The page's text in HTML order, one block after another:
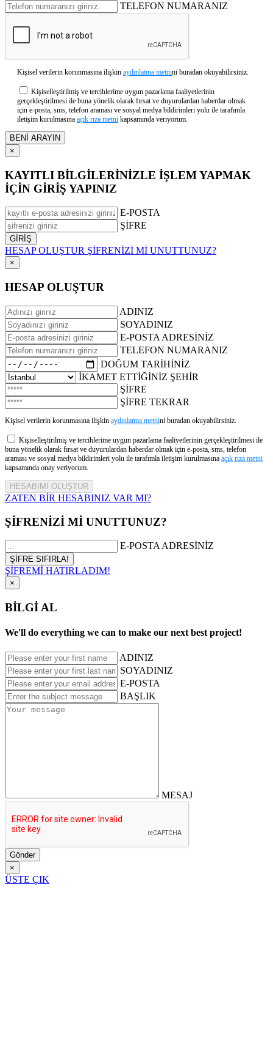
TELEFON NUMARANIZ
Kişisel verilerin korunmasına ilişkin aydınlatma metnini buradan okuyabilirsiniz.
Kişiselleştirilmiş ve tercihlerime uygun pazarlama faaliyetlerinin
gerçekleştirilmesi ile buna yönelik olarak fırsat ve duyurulardan haberdar olmak
için e-posta, sms, telefon araması ve sosyal medya bildirimleri yolu ile tarafımla
iletişim kurulmasına açık rıza metni kapsamında veriyorum.
×
KAYITLI BİLGİLERİNİZLE İŞLEM YAPMAK
İÇİN GİRİŞ YAPINIZ
E-POSTA
ŞİFRE
HESAP OLUŞTUR ŞİFRENİZİ Mİ UNUTTUNUZ?
×
HESAP OLUŞTUR
ADINIZ
SOYADINIZ
E-POSTA ADRESİNİZ
TELEFON NUMARANIZ
DOĞUM TARİHİNİZ
İKAMET ETTİĞİNİZ ŞEHİR
ŞİFRE
ŞİFRE TEKRAR
Kişisel verilerin korunmasına ilişkin aydınlatma metnini buradan okuyabilirsiniz.
Kişiselleştirilmiş ve tercihlerime uygun pazarlama faaliyetlerinin gerçekleştirilmesi ile
buna yönelik olarak fırsat ve duyurulardan haberdar olmak için e-posta, sms, telefon
araması ve sosyal medya bildirimleri yolu ile tarafımla iletişim kurulmasına açık rıza metni
kapsamında onay veriyorum.
ZATEN BİR HESABINIZ VAR MI?
ŞİFRENİZİ Mİ UNUTTUNUZ?
E-POSTA ADRESİNİZ
ŞİFREMİ HATIRLADIM!
×
BİLGİ AL
We'll do everything we can to make our next best project!
ADINIZ
SOYADINIZ
E-POSTA
BAŞLIK
MESAJ
Gönder
×
ÜSTE ÇIK